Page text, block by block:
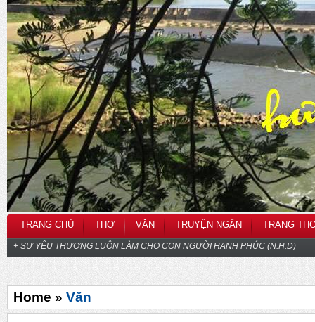
TRANG CHỦ THƠ VĂN TRUYỆN NGẮN TRANG
+ SỰ YÊU THƯƠNG LUÔN LÀM CHO CON NGƯỜI HẠNH PHÚC (N.H.D)
Home » Văn